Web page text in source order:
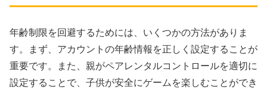
年齢制限を回避するためには、いくつかの方法がありま
す。まず、アカウントの年齢情報を正しく設定することが
重要です。また、親がペアレンタルコントロールを適切に
設定することで、子供が安全にゲームを楽しむことができ